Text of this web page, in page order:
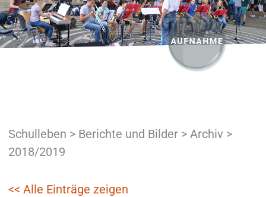
Schulleben > Berichte und Bilder> Archiv >
2018/2019
<< Alle Einträge zeigen